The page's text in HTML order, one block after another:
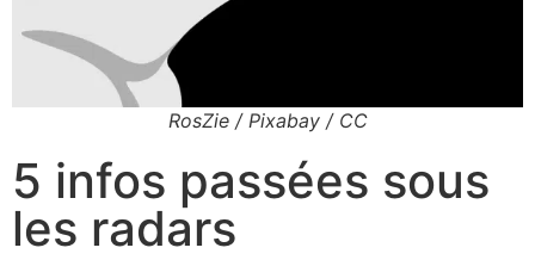
RosZie / Pixabay / CC
5 infos passées sous
les radars